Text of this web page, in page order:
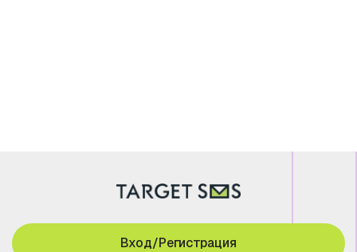
Вход/Регистрация